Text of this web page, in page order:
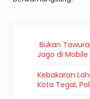
Bukan
Jago di Mobile
Kebakaran
Kota Tegal,